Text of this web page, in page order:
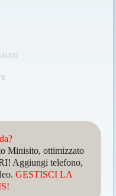
Minisito, ottimizzato
Aggiungi telefono,
GESTISCI LA